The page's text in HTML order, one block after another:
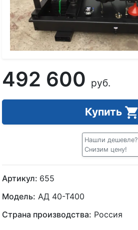
492 600 руб.
Купить
Нашли дешевле?
Снизим цену!
Артикул: 655
Модель: АД 40-Т400
Страна производства: Россия